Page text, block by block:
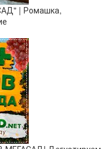
| Ромашка,